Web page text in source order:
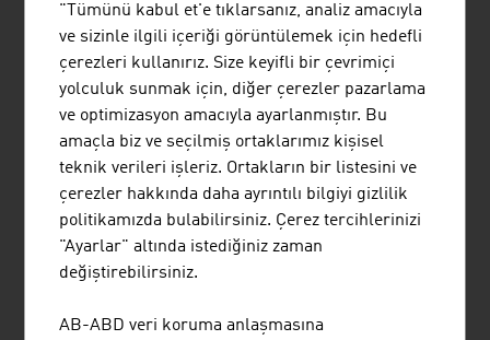
Binder+Co, boyut küçültme, eleme, ıslak ve ısıl
işleme, sınıflandırma, paketleme ve her türlü
dökme malın paletlenmesi için makineler ve
komple sistemler konusunda uluslararası alanda
başarılı bir uzmandır. Steiermark'ın Gleisdorf'
şehrinde bulunan şirket, cam geri dönüşümünde
ve elemesi zor ürünler için eleme ...
BIOQUADRAT ENERGIE- UND
"Tümünü kabul et'e tıklarsanız, analiz amacıyla
ve sizinle ilgili içeriği görüntülemek için hedefli
çerezleri kullanırız. Size keyifli bir çevrimiçi
yolculuk sunmak için, diğer çerezler pazarlama
ve optimizasyon amacıyla ayarlanmıştır. Bu
amaçla biz ve seçilmiş ortaklarımız kişisel
teknik verileri işleriz. Ortakların bir listesini ve
çerezler hakkında daha ayrıntılı bilgiyi gizlilik
politikamızda bulabilirsiniz. Çerez tercihlerinizi
"Ayarlar" altında istediğiniz zaman
değiştirebilirsiniz.
AB-ABD veri koruma anlaşmasına